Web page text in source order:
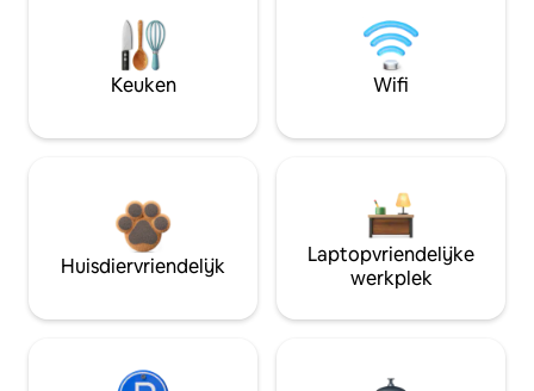
Keuken Wifi
Huisdiervriendelijk
Laptopvriendelijke
werkplek